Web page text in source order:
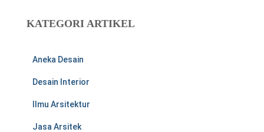
n
KATEGORI ARTIKEL
Aneka Desain
Desain Interior
Ilmu Arsitektur
Jasa Arsitek